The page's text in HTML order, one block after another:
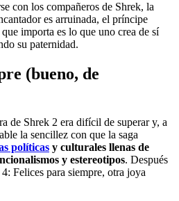
con los compañeros de Shrek, la
es arruinada, el príncipe
importa es lo que uno crea de sí
su paternidad.
(bueno, de
de Shrek 2 era difícil de superar y, a
la sencillez con que la saga
políticas y culturales llenas de
y estereotipos. Después
Felices para siempre, otra joya